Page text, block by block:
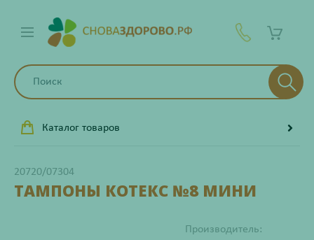
Каталог товаров
20720/07304
ТАМПОНЫ КОТЕКС №8 МИНИ
Производитель: